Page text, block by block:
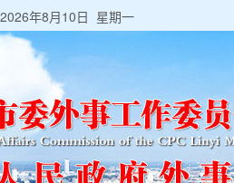
2026年8月10日 星期一